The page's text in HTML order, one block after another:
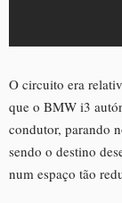
O circuito era
que o BMW i3
condutor, parando
sendo o destino
num espaço tão